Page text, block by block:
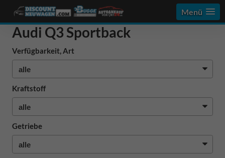
Menü
Audi Q3 Sportback
Verfügbarkeit, Art
Kraftstoff
Getriebe